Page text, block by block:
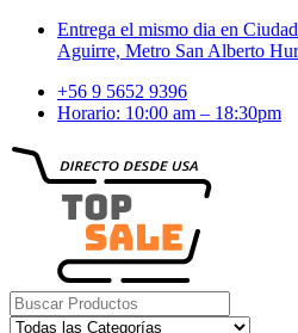
Skip
Skip
Entrega el mismo dia en
Aguirre, Metro San Alberto
+56 9 5652 9396
Horario: 10:00 am – 18:30pm
Search
for: